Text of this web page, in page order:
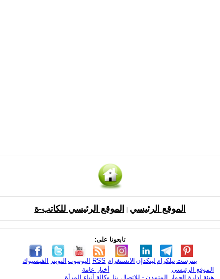
الموقع الرئيسي الموقع الرئيسي للكاتب-ة
تابعونا على:
الفيسبوك التويتر اليوتيوب RSS الانستغرام لينكدإن تيلكرامبنترست
الموقع الرئيسي
هيئة ادارة الحوار المتمدن - للإتصال بنا
أخبار عامة
وكالة أنباء المرأة